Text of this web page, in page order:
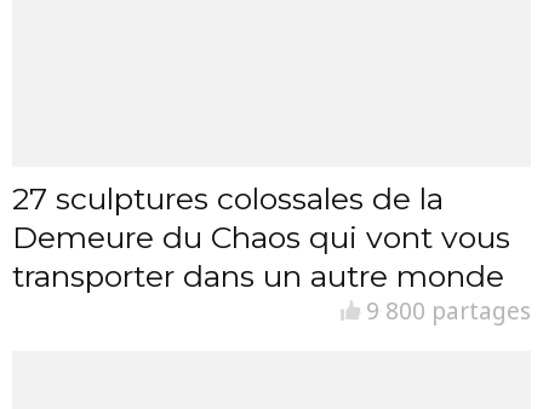
27 sculptures colossales de la
Demeure du Chaos qui vont vous
transporter dans un autre monde
9 800 partages